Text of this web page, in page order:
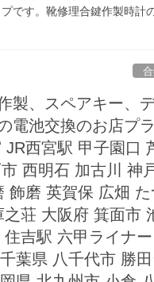
です。靴修理合鍵作製時計
製、スペアキー、
電池交換のお店プ
JR西宮駅 甲子園口
西明石 加古川 神
飾磨 英賀保 広畑
荘 大阪府 箕面市
吉駅 六甲ライナ
葉県 八千代市 勝